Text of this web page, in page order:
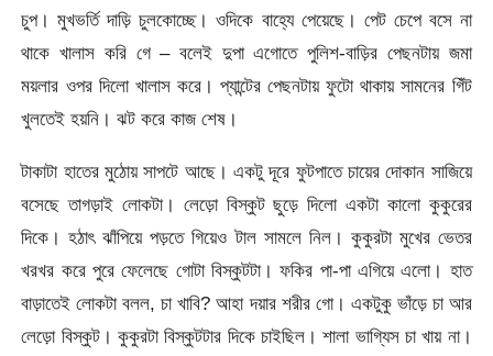
চুপ। মুখভর্তি দাড়ি চুলকোচ্ছে। ওদিকে বাহ্যে পেয়েছে। পেট চেপে বসে না
থাকে খালাস করি গে – বলেই দুপা এগোতে পুলিশ-বাড়ির পেছনটায় জমা
ময়লার ওপর দিলো খালাস করে। প্যান্টের পেছনটায় ফুটো থাকায় সামনের গিঁট
খুলতেই হয়নি। ঝট করে কাজ শেষ।
টাকাটা হাতের মুঠোয় সাপটে আছে। একটু দূরে ফুটপাতে চায়ের দোকান সাজিয়ে
বসেছে তাগড়াই লোকটা। লেড়ো বিস্কুট ছুড়ে দিলো একটা কালো কুকুরের
দিকে। হঠাৎ ঝাঁপিয়ে পড়তে গিয়েও টাল সামলে নিল। কুকুরটা মুখের ভেতর
খরখর করে পুরে ফেলেছে গোটা বিস্কুটটা। ফকির পা-পা এগিয়ে এলো। হাত
বাড়াতেই লোকটা বলল, চা খাবি? আহা দয়ার শরীর গো। একটুকু ভাঁড়ে চা আর
লেড়ো বিস্কুট। কুকুরটা বিস্কুটটার দিকে চাইছিল। শালা ভাগ্যিস চা খায় না।